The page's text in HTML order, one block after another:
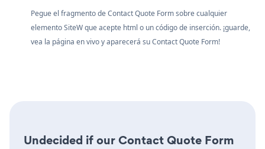
Pegue el fragmento de Contact Quote Form sobre cualquier
elemento SiteW que acepte html o un código de inserción. ¡guarde,
vea la página en vivo y aparecerá su Contact Quote Form!
Undecided if our Contact Quote Form